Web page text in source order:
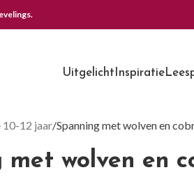
Uitgelicht Inspiratie
12 jaar Spanning met wolven en
met wolven en